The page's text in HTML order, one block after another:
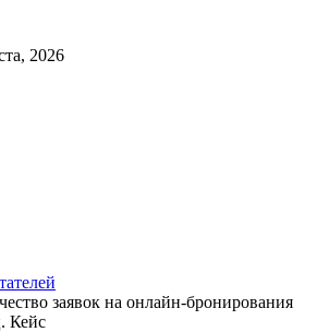
2026
заявок на онлайн-бронирования
Кейс